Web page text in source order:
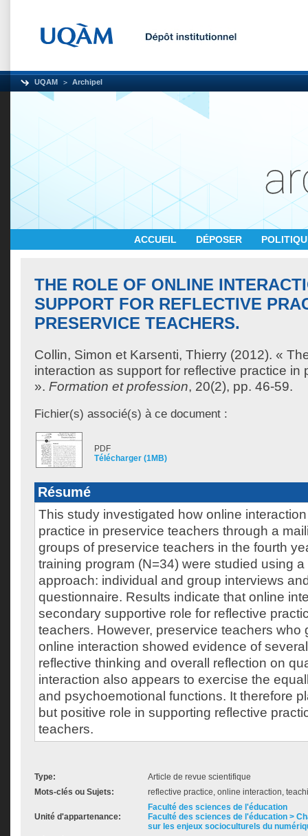
UQAM Archipel
ACCUEIL DÉPOSER
THE ROLE OF ONLINE
SUPPORT FOR REFLECTIVE
PRESERVICE TEACHERS.
Collin, Simon et Karsenti, Thierry (2012). «
interaction as support for reflective practice in
». Formation et profession, 20(2), pp. 46-59.
Fichier(s) associé(s) à ce document :
PDF
Télécharger (1MB)
Résumé
This study investigated how online
practice in preservice teachers through a
groups of preservice teachers in the fourth
training program (N=34) were studied using
approach: individual and group interviews
questionnaire. Results indicate that online
secondary supportive role for reflective
teachers. However, preservice teachers who
online interaction showed evidence of
reflective thinking and overall reflection on
interaction also appears to exercise the
and psychoemotional functions. It therefore
but positive role in supporting reflective
teachers.
Type:
Article de revue scientifique
Mots-clés ou Sujets:
reflective practice, online interaction,
Unité d'appartenance:
Faculté des sciences de l'éducation
Faculté des sciences de l'éducation >
sur les enjeux socioculturels du